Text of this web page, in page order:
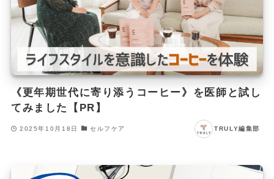
《更年期世代に寄り添うコーヒー》を医師と試し
てみました【PR】
2025年10月18日 セルフケア TRULY編集部